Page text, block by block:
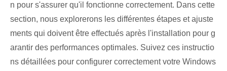
n pour s'assurer qu'il fonctionne correctement. Dans cette
section, nous explorerons les différentes étapes et ajuste
ments qui doivent être effectués après l'installation pour g
arantir des performances optimales. Suivez ces instructio
ns détaillées pour configurer correctement votre Windows